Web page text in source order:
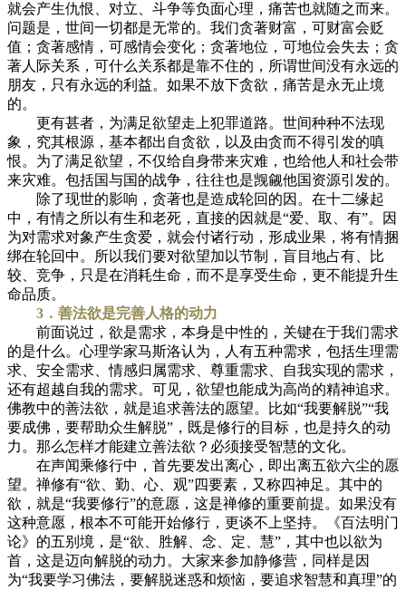
就会产生仇恨、对立、斗争等负面心理，痛苦也就随之而来。
问题是，世间一切都是无常的。我们贪著财富，可财富会贬
值；贪著感情，可感情会变化；贪著地位，可地位会失去；贪
著人际关系，可什么关系都是靠不住的，所谓世间没有永远的
朋友，只有永远的利益。如果不放下贪欲，痛苦是永无止境
的。
更有甚者，为满足欲望走上犯罪道路。世间种种不法现
象，究其根源，基本都出自贪欲，以及由贪而不得引发的嗔
恨。为了满足欲望，不仅给自身带来灾难，也给他人和社会带
来灾难。包括国与国的战争，往往也是觊觎他国资源引发的。
除了现世的影响，贪著也是造成轮回的因。在十二缘起
中，有情之所以有生和老死，直接的因就是“爱、取、有”。因
为对需求对象产生贪爱，就会付诸行动，形成业果，将有情捆
绑在轮回中。所以我们要对欲望加以节制，盲目地占有、比
较、竞争，只是在消耗生命，而不是享受生命，更不能提升生
命品质。
3．善法欲是完善人格的动力
前面说过，欲是需求，本身是中性的，关键在于我们需求
的是什么。心理学家马斯洛认为，人有五种需求，包括生理需
求、安全需求、情感归属需求、尊重需求、自我实现的需求，
还有超越自我的需求。可见，欲望也能成为高尚的精神追求。
佛教中的善法欲，就是追求善法的愿望。比如“我要解脱”“我
要成佛，要帮助众生解脱”，既是修行的目标，也是持久的动
力。那么怎样才能建立善法欲？必须接受智慧的文化。
在声闻乘修行中，首先要发出离心，即出离五欲六尘的愿
望。禅修有“欲、勤、心、观”四要素，又称四神足。其中的
欲，就是“我要修行”的意愿，这是禅修的重要前提。如果没有
这种意愿，根本不可能开始修行，更谈不上坚持。《百法明门
论》的五别境，是“欲、胜解、念、定、慧”，其中也以欲为
首，这是迈向解脱的动力。大家来参加静修营，同样是因
为“我要学习佛法，要解脱迷惑和烦恼，要追求智慧和真理”的